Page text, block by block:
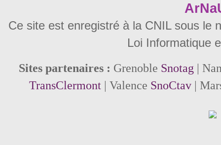
Ce site est enregistré à la CNIL sous le
Loi Informatique
Sites partenaires : Grenoble Snotag |
TransClermont| Valence SnoCtav|